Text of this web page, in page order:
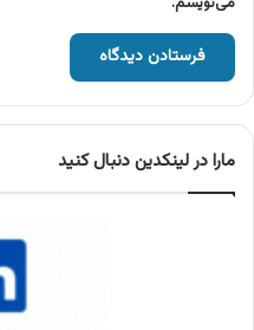
مارا در لینکدین دنبال کنید